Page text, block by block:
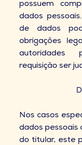
possuem
dados
de dados
obrigações
autoridades
requisição ser
Nos casos
dados pessoais
do titular, este